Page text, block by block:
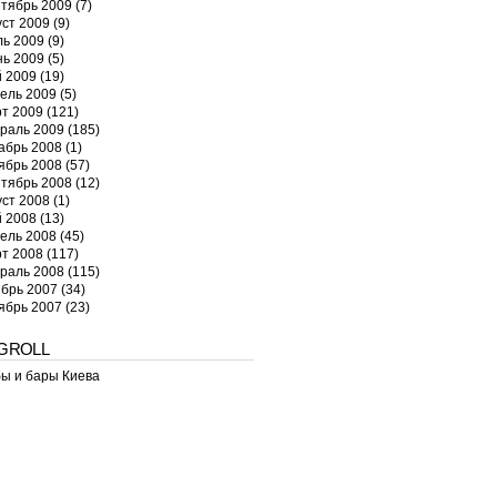
2009(7)
2009(9)
2009(9)
2009(5)
2009(19)
2009(5)
2009(121)
2009(185)
2008(1)
2008(57)
2008(12)
2008(1)
2008(13)
2008(45)
2008(117)
2008(115)
2007 (34)
2007 (23)
и бары Киева